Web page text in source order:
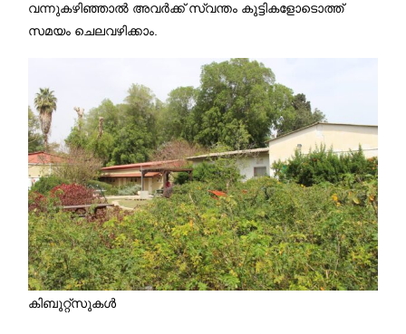
വന്നുകഴിഞ്ഞാൽ അവർക്ക് സ്വന്തം കുട്ടികളോടൊത്ത്
സമയം ചെലവഴിക്കാം.
കിബുറ്റ്‌സുകൾ